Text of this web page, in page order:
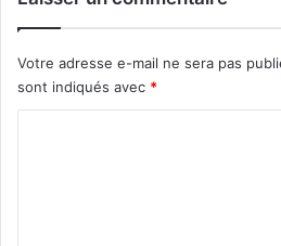
Votre adresse e-mail ne sera pas
sont indiqués avec *